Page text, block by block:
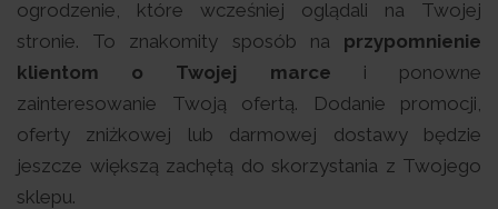
ogrodzenie, które wcześniej oglądali na Twojej
stronie. To znakomity sposób na przypomnienie
klientom o Twojej marce i ponowne
zainteresowanie Twoją ofertą. Dodanie promocji,
oferty zniżkowej lub darmowej dostawy będzie
jeszcze większą zachętą do skorzystania z Twojego
sklepu.